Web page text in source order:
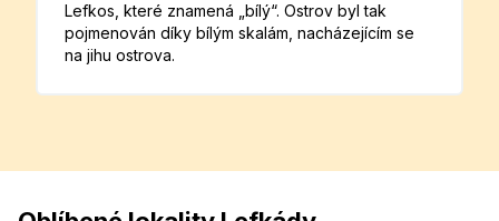
Lefkos, které znamená „bílý“. Ostrov byl tak
pojmenován díky bílým skalám, nacházejícím se
na jihu ostrova.